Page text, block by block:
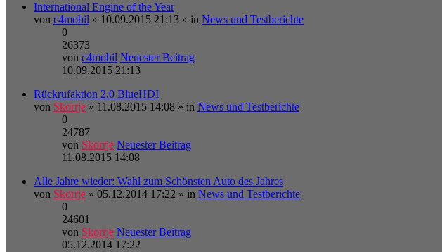
International Engine of the Year
von c4mobil » 10.09.2015 21:13 » in News und Testberichte
0
26373
von c4mobil Neuester Beitrag
10.09.2015 21:13
Rückrufaktion 2.0 BlueHDI
von Skorrje » 11.08.2015 14:08 » in News und Testberichte
0
24787
von Skorrje Neuester Beitrag
11.08.2015 14:08
Alle Jahre wieder: Wahl zum Schönsten Auto des Jahres
von Skorrje » 05.12.2014 17:22 » in News und Testberichte
0
24601
von Skorrje Neuester Beitrag
05.12.2014 17:22